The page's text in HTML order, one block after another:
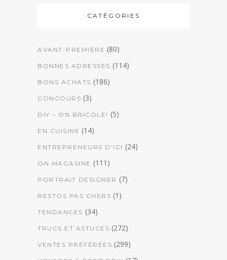
CATÉGORIES
AVANT-PREMIÈRE (80)
BONNES ADRESSES (114)
BONS ACHATS (186)
CONCOURS (3)
DIY – ON BRICOLE! (5)
EN CUISINE (14)
ENTREPRENEURS D'ICI (24)
ON MAGASINE (111)
PORTRAIT DESIGNER (7)
RESTOS PAS CHERS (1)
TENDANCES (34)
TRUCS ET ASTUCES (272)
VENTES PRÉFÉRÉES (299)